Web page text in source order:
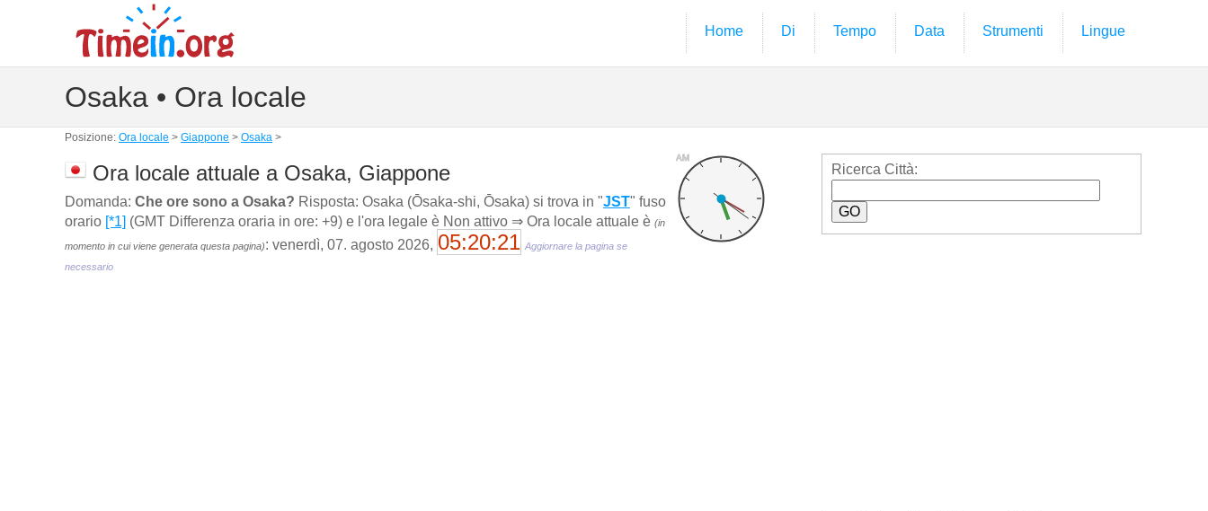
Home Di Tempo Data Strumenti Lingue
Osaka • Ora locale
Posizione: Ora locale > Giappone > Osaka >
AM
Ora locale attuale a Osaka, Giappone
Domanda: Che ore sono a Osaka? Risposta: Osaka (Ōsaka-shi, Ōsaka) si trova in "JST" fuso
orario [*1] (GMT Differenza oraria in ore: +9) e l'ora legale è Non attivo ⇒ Ora locale attuale è (in
momento in cui viene generata questa pagina): venerdì, 07. agosto 2026, 05:20:22 Aggiornare la pagina se
necessario
Ricerca Città: